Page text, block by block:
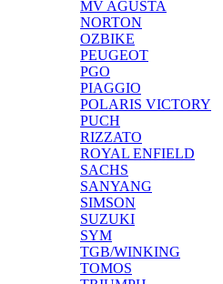
MV AGUSTA
NORTON
OZBIKE
PEUGEOT
PGO
PIAGGIO
POLARIS VICTORY
PUCH
RIZZATO
ROYAL ENFIELD
SACHS
SANYANG
SIMSON
SUZUKI
SYM
TGB/WINKING
TOMOS